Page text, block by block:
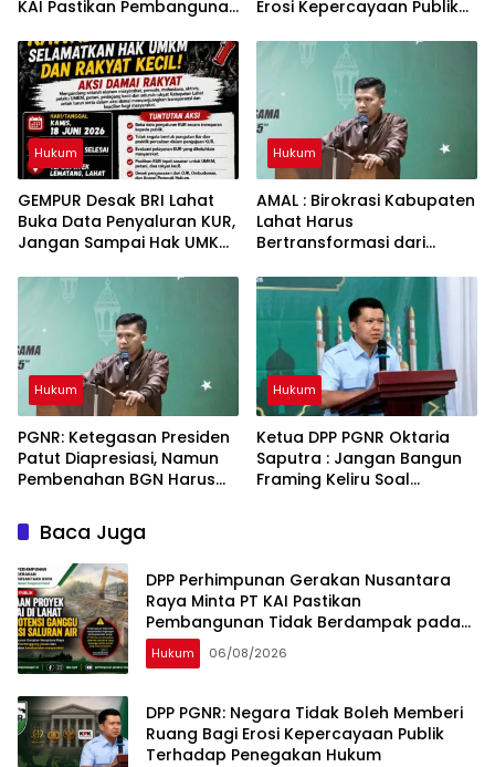
KAI Pastikan Pembangunan
Fungsi Drainase
Masyarakat Lahat
Erosi Kepercayaan Publik
Hukum
Hukum
GEMPUR Desak BRI Lahat
Buka Data Penyaluran KUR,
Jangan Sampai Hak UMKM
Hukum
AMAL : Birokrasi Kabupaten
Lahat Harus
Bertransformasi dari
Budaya Kinerja
Hukum
PGNR: Ketegasan Presiden
Patut Diapresiasi, Namun
Pembenahan BGN Harus
Tata Kelola
Hukum
Ketua DPP PGNR Oktaria
Saputra : Jangan Bangun
Framing Keliru Soal
Baca Juga
DPP Perhimpunan Gerakan Nusantara
Raya Minta PT KAI Pastikan
Pembangunan Tidak Berdampak pada
Fungsi Drainase Masyarakat Lahat
Hukum 06/08/2026
DPP PGNR: Negara Tidak Boleh Memberi
Ruang Bagi Erosi Kepercayaan Publik
Terhadap Penegakan Hukum